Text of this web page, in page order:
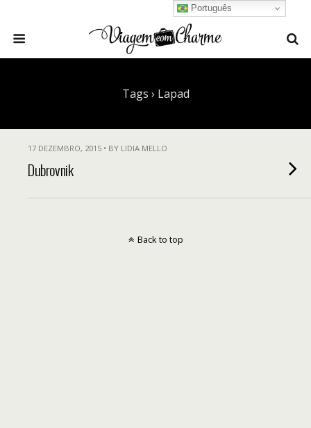
Tags › Lapad
17 DEZEMBRO, 2015 • BY LIDIA MELLO
Dubrovnik
Português
Back to top